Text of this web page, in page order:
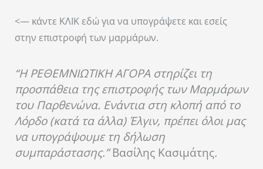
<— κάντε ΚΛΙΚ εδώ για να υπογράψετε και εσείς
στην επιστροφή των μαρμάρων.
“Η ΡΕΘΕΜΝΙΩΤΙΚΗ ΑΓΟΡΑ στηρίζει τη
προσπάθεια της επιστροφής των Μαρμάρων
του Παρθενώνα. Ενάντια στη κλοπή από το
Λόρδο (κατά τα άλλα) Έλγιν, πρέπει όλοι μας
να υπογράψουμε τη δήλωση
συμπαράστασης.”Βασίλης Κασιμάτης.